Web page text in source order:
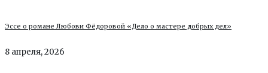
Эссе о романе Любови Фёдоровой «Дело о мастере добрых дел»
8 апреля, 2026